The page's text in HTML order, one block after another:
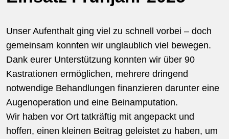
Unser Aufenthalt ging viel zu schnell vorbei – doch
gemeinsam konnten wir unglaublich viel bewegen.
Dank eurer Unterstützung konnten wir über 90
Kastrationen ermöglichen, mehrere dringend
notwendige Behandlungen finanzieren darunter eine
Augenoperation und eine Beinamputation.
Wir haben vor Ort tatkräftig mit angepackt und
hoffen, einen kleinen Beitrag geleistet zu haben, um